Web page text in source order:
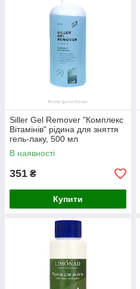
Siller Gel Remover "Комплекс
Вітамінів" рідина для зняття
гель-лаку, 500 мл
В наявності
351 ₴
Купити